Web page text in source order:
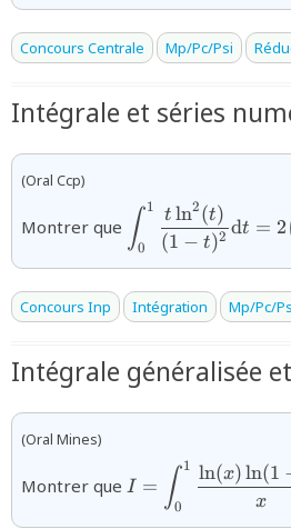
Concours Centrale Mp/Pc/Psi
Intégrale et séries
(Oral Ccp)
Montrer que
{n^{2}}-
∫0
1
(1 − t)2
t ln2 (t)
dt = 2
Concours Inp Intégration Mp/Pc/
Intégrale généralisée
(Oral Mines)
Montrer que
{n^{3}}}
I = ∫0
1
x
ln(x)ln(1